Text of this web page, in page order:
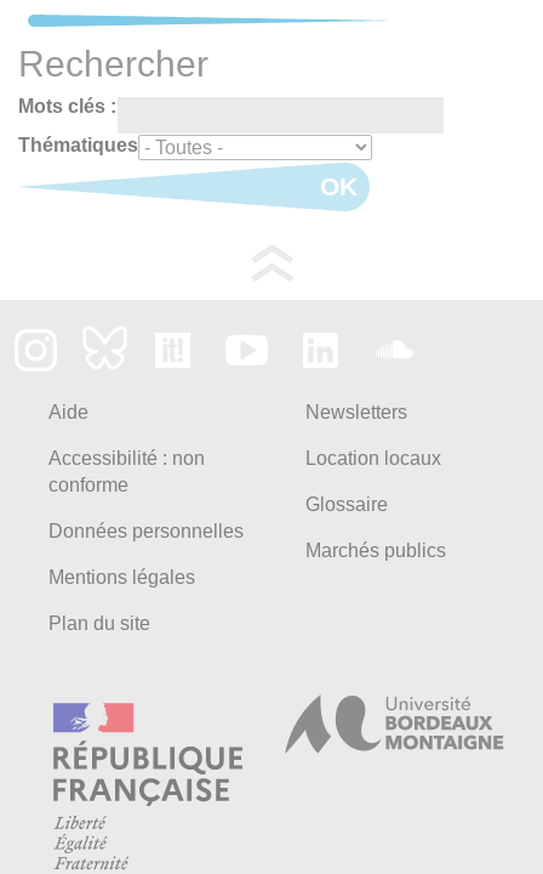
Rechercher
Mots clés :
Thématiques
OK
Aide
Accessibilité : non
conforme
Données personnelles
Mentions légales
Plan du site
Newsletters
Location locaux
Glossaire
Marchés publics